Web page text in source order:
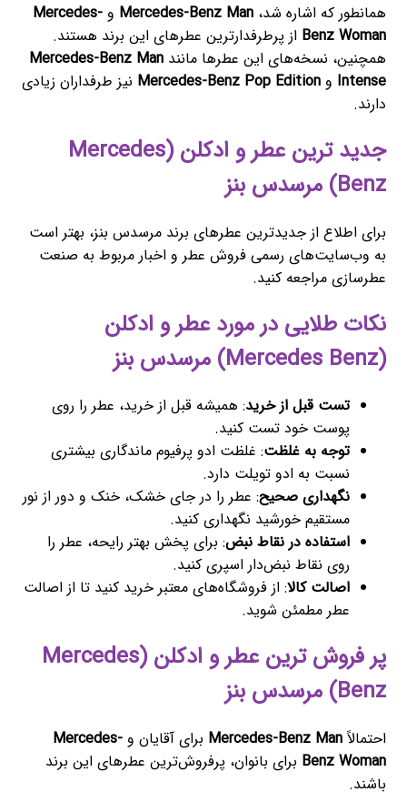
همانطور که اشاره شد، Mercedes-Benz Man و Mercedes-
Benz Woman از پرطرفدارترین عطرهای این برند هستند.
همچنین، نسخه‌های این عطرها مانند Mercedes-Benz Man
Intense و Mercedes-Benz Pop Edition نیز طرفداران زیادی
دارند.
جدید ترین عطر و ادکلن (Mercedes
Benz) مرسدس بنز
برای اطلاع از جدیدترین عطرهای برند مرسدس بنز، بهتر است
به وب‌سایت‌های رسمی فروش عطر و اخبار مربوط به صنعت
عطرسازی مراجعه کنید.
نکات طلایی در مورد عطر و ادکلن
(Mercedes Benz) مرسدس بنز
تست قبل از خرید: همیشه قبل از خرید، عطر را روی
پوست خود تست کنید.
توجه به غلظت: غلظت ادو پرفیوم ماندگاری بیشتری
نسبت به ادو تویلت دارد.
نگهداری صحیح: عطر را در جای خشک، خنک و دور از نور
مستقیم خورشید نگهداری کنید.
استفاده در نقاط نبض: برای پخش بهتر رایحه، عطر را
روی نقاط نبض‌دار اسپری کنید.
اصالت کالا: از فروشگاه‌های معتبر خرید کنید تا از اصالت
عطر مطمئن شوید.
پر فروش ترین عطر و ادکلن (Mercedes
Benz) مرسدس بنز
احتمالاً Mercedes-Benz Man برای آقایان و Mercedes-
Benz Woman برای بانوان، پرفروش‌ترین عطرهای این برند
باشند.